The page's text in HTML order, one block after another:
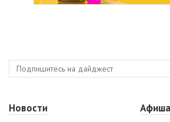
Новости
Афиша